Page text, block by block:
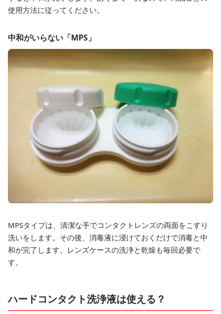
使用方法に従ってください。
中和がいらない「MPS」
MPSタイプは、清潔な手でコンタクトレンズの両面をこすり
洗いをします。その後、消毒液に浸けておくだけで消毒と中
和が完了します。レンズケースの洗浄と乾燥も毎回必要で
す。
ハードコンタクト洗浄液は使える？